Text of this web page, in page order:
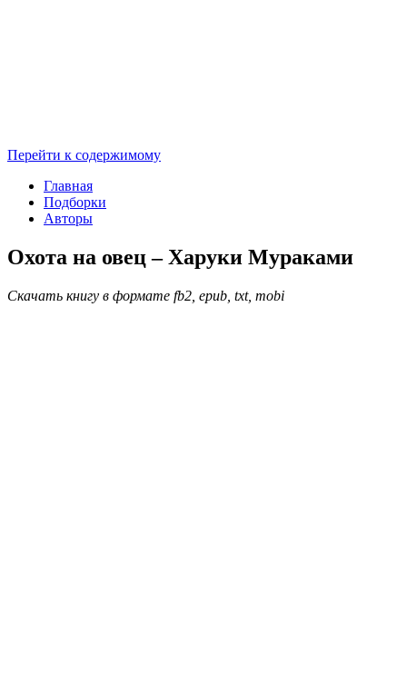
Перейти к содержимому
Главная
Подборки
Авторы
Охота на овец – Харуки Мураками
Скачать книгу в формате fb2, epub, txt, mobi